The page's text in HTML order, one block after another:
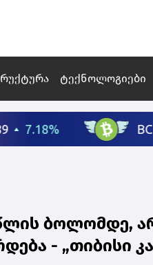
ტექნოლოგიები
ბოლომდე,
- „თიბისი